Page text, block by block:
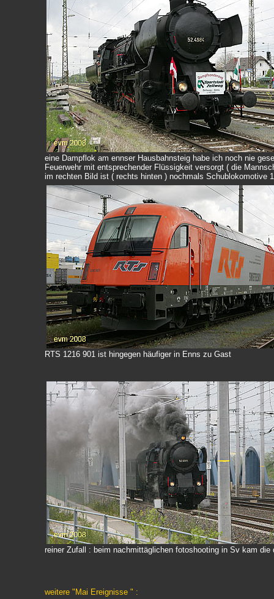
eine Dampflok am ennser Hausbahnsteig habe ich noch nie
Feuerwehr mit entsprechender Flüssigkeit versorgt ( die
im rechten Bild ist ( rechts hinten ) nochmals Schublokomotive
RTS 1216 901 ist hingegen häufiger in Enns zu Gast
reiner Zufall : beim nachmittäglichen fotoshooting in Sv kam
weitere "Mai Ereignisse " :